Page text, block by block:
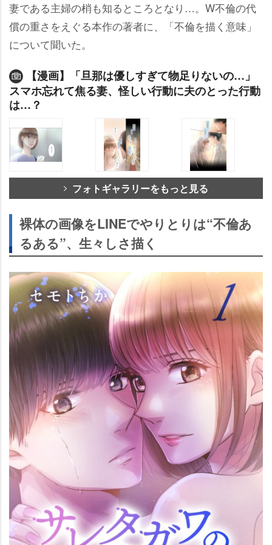
妻である主婦の梢も知るところとなり…。W不倫の代
償の重さをえぐる本作の著者に、「不倫を描く意味」
について聞いた。
【漫画】「旦那は優しすぎて物足りないの…」
スマホ忘れて焦る妻、怪しい行動に夫のとった行動
は…？
フォトギャラリーをもっと見る
裸体の画像をLINEでやりとりは“不倫あ
るある”、生々しさ描く